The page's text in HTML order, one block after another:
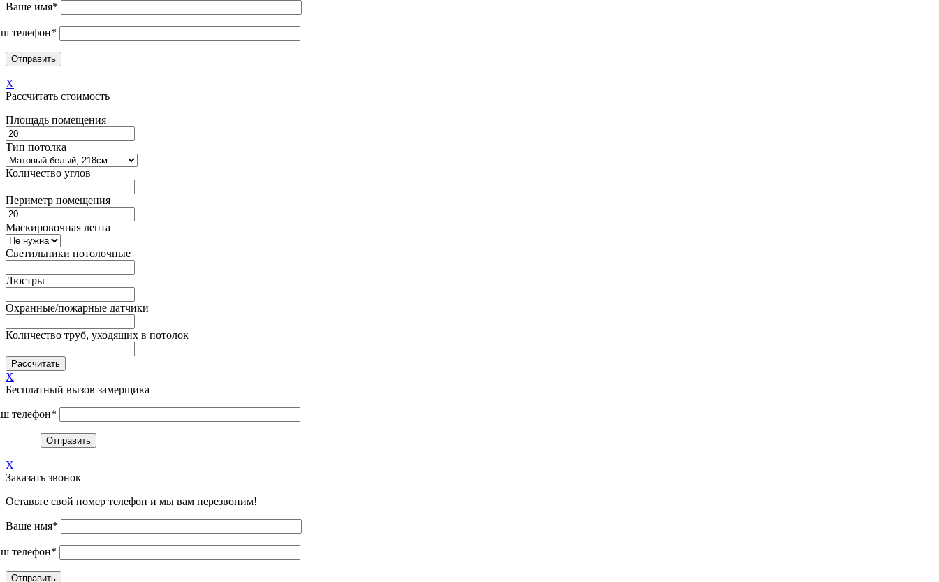
Ваше имя*
телефон*
X
Рассчитать стоимость
Площадь помещения
Тип потолка
Количество углов
Периметр помещения
Маскировочная лента
Светильники потолочные
Люстры
Охранные/пожарные датчики
Количество труб, уходящих в потолок
X
Бесплатный вызов замерщика
телефон*
X
Заказать звонок
Оставьте свой номер телефон и мы вам перезвоним!
Ваше имя*
телефон*